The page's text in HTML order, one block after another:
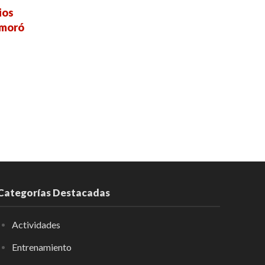
Destacadas
Actividades
Entrenamiento